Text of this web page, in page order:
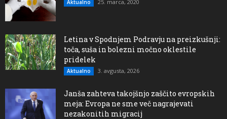
Aktualno 25. marca, 2020
Letina v Spodnjem Podravju na preizkušnji:
toča, suša in bolezni močno oklestile
pridelek
Aktualno 3. avgusta, 2026
Janša zahteva takojšnjo zaščito evropskih
meja: Evropa ne sme več nagrajevati
nezakonitih migracij